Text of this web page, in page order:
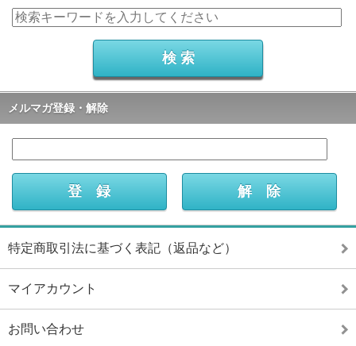
メルマガ登録・解除
特定商取引法に基づく表記（返品など）
マイアカウント
お問い合わせ